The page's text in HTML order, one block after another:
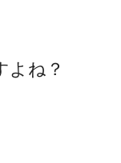
よね？